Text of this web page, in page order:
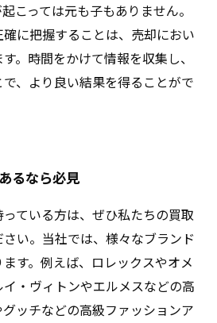
こっては元も子もありません。
に把握することは、売却におい
。時間をかけて情報を収集し、
、より良い結果を得ることがで
るなら必見
ている方は、ぜひ私たちの買取
い。当社では、様々なブランド
す。例えば、ロレックスやオメ
・ヴィトンやエルメスなどの高
ッチなどの高級ファッションア